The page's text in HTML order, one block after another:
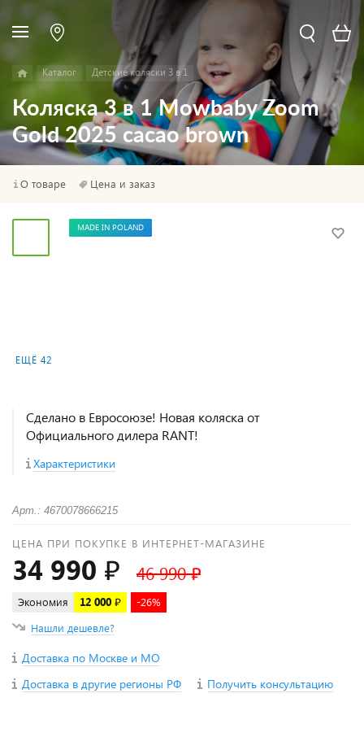
Каталог Детские коляски 3 в 1
Коляска 3 в 1 Mowbaby Zoom
Gold 2025 cacao brown
О товаре Цена и заказ
ЕЩЁ 42
MADE IN POLAND
Сделано в Евросоюзе! Новая коляска от
Официального дилера RANT!
Характеристики
Арт.: 4670078666215
ЦЕНА ПРИ ПОКУПКЕ В ИНТЕРНЕТ-МАГАЗИНЕ
34 990 ₽ 46 990 ₽
Экономия 12 000 ₽
-26%
Нашли дешевле?
Доставка по Москве и МО
Доставка в другие регионы РФ
Получить консультацию